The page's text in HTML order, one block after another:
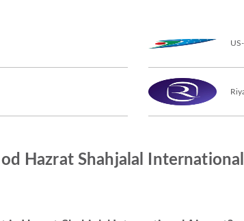
Hazrat Shahjalal